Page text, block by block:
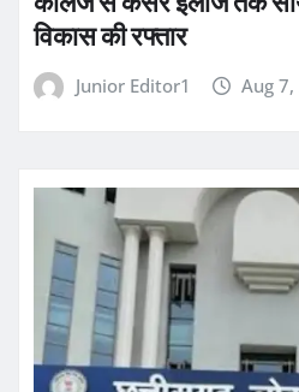
विकास की रफ्तार
Junior Editor1 Aug